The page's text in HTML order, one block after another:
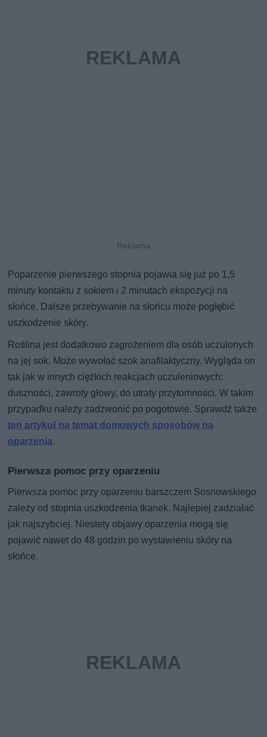
Poparzenie pierwszego stopnia pojawia się już po 1,5
minuty kontaktu z sokiem i 2 minutach ekspozycji na
słońce. Dalsze przebywanie na słońcu może pogłębić
uszkodzenie skóry.
Roślina jest dodatkowo zagrożeniem dla osób uczulonych
na jej sok. Może wywołać szok anafilaktyczny. Wygląda on
tak jak w innych ciężkich reakcjach uczuleniowych:
duszności, zawroty głowy, do utraty przytomności. W takim
przypadku należy zadzwonić po pogotowie. Sprawdź także
ten artykuł na temat domowych sposobów na
oparzenia.
Pierwsza pomoc przy oparzeniu
Pierwsza pomoc przy oparzeniu barszczem Sosnowskiego
zależy od stopnia uszkodzenia tkanek. Najlepiej zadziałać
jak najszybciej. Niestety objawy oparzenia mogą się
pojawić nawet do 48 godzin po wystawieniu skóry na
słońce.